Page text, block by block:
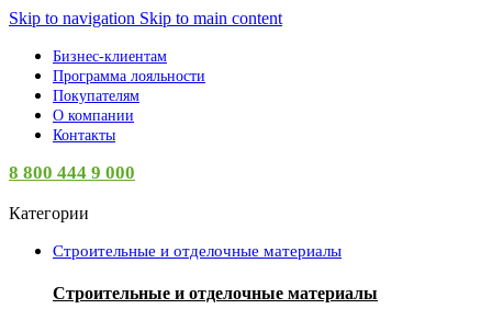
Skip to navigation Skip to main content
Бизнес-клиентам
Программа лояльности
Покупателям
О компании
Контакты
8 800 444 9 000
Категории
Строительные и отделочные материалы
Строительные и отделочные материалы